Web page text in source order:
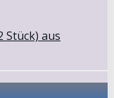
Stück) aus